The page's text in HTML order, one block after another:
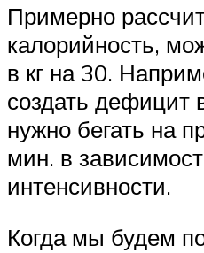
Примерно
калорийность,
в кг на 30.
создать дефицит
нужно бегать на
мин. в
интенсивности.
Когда мы будем